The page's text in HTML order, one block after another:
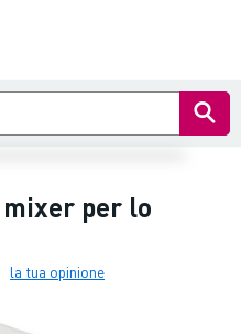
mixer per lo
la tua opinione